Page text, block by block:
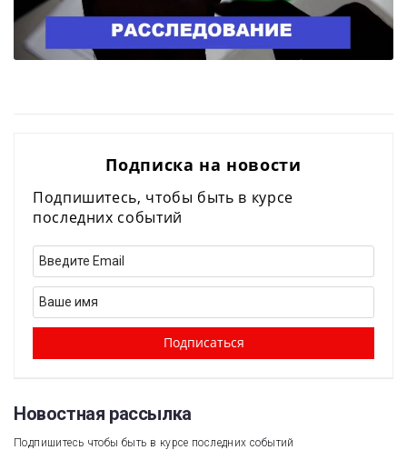
Подписка на новости
Подпишитесь, чтобы быть в курсе
последних событий
Новостная рассылка​
Подпишитесь чтобы быть в курсе последних событий